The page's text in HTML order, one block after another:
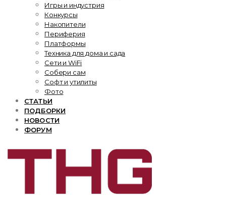
Игры и индустрия
Конкурсы
Накопители
Периферия
Платформы
Техника для дома и сада
Сети и WiFi
Собери сам
Софт и утилиты
Фото
СТАТЬИ
ПОДБОРКИ
НОВОСТИ
ФОРУМ